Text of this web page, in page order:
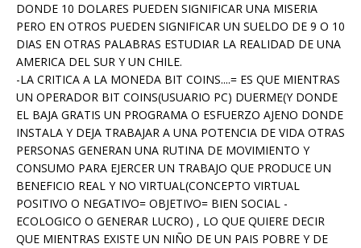
DONDE 10 DOLARES PUEDEN SIGNIFICAR UNA MISERIA
PERO EN OTROS PUEDEN SIGNIFICAR UN SUELDO DE 9 O 10
DIAS EN OTRAS PALABRAS ESTUDIAR LA REALIDAD DE UNA
AMERICA DEL SUR Y UN CHILE.
-LA CRITICA A LA MONEDA BIT COINS....= ES QUE MIENTRAS
UN OPERADOR BIT COINS(USUARIO PC) DUERME(Y DONDE
EL BAJA GRATIS UN PROGRAMA O ESFUERZO AJENO DONDE
INSTALA Y DEJA TRABAJAR A UNA POTENCIA DE VIDA OTRAS
PERSONAS GENERAN UNA RUTINA DE MOVIMIENTO Y
CONSUMO PARA EJERCER UN TRABAJO QUE PRODUCE UN
BENEFICIO REAL Y NO VIRTUAL(CONCEPTO VIRTUAL
POSITIVO O NEGATIVO= OBJETIVO= BIEN SOCIAL -
ECOLOGICO O GENERAR LUCRO) , LO QUE QUIERE DECIR
QUE MIENTRAS EXISTE UN NIÑO DE UN PAIS POBRE Y DE